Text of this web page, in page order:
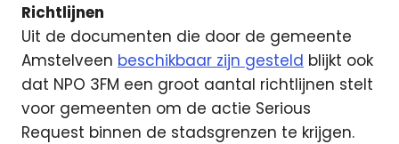
Richtlijnen
Uit de documenten die door de gemeente
Amstelveen beschikbaar zijn gesteld blijkt ook
dat NPO 3FM een groot aantal richtlijnen stelt
voor gemeenten om de actie Serious
Request binnen de stadsgrenzen te krijgen.